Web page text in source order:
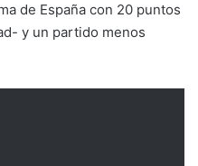
de España con 20 puntos
y un partido menos